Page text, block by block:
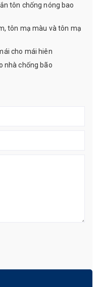
tôn chống nóng bao
tôn mạ màu và tôn mạ
cho mái hiên
nhà chống bão